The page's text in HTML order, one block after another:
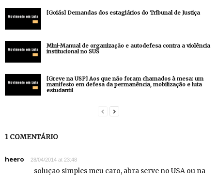
[Goiás] Demandas dos estagiários do Tribunal de Justiça
Mini-Manual de organização e autodefesa contra a violência
institucional no SUS
[Greve na USP] Aos que não foram chamados à mesa: um
manifesto em defesa da permanência, mobilização e luta
estudantil
1 COMENTÁRIO
heero 28/04/2014 at 23:48
soluçao simples meu caro, abra serve no USA ou na